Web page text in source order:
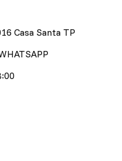
Casa Santa TP